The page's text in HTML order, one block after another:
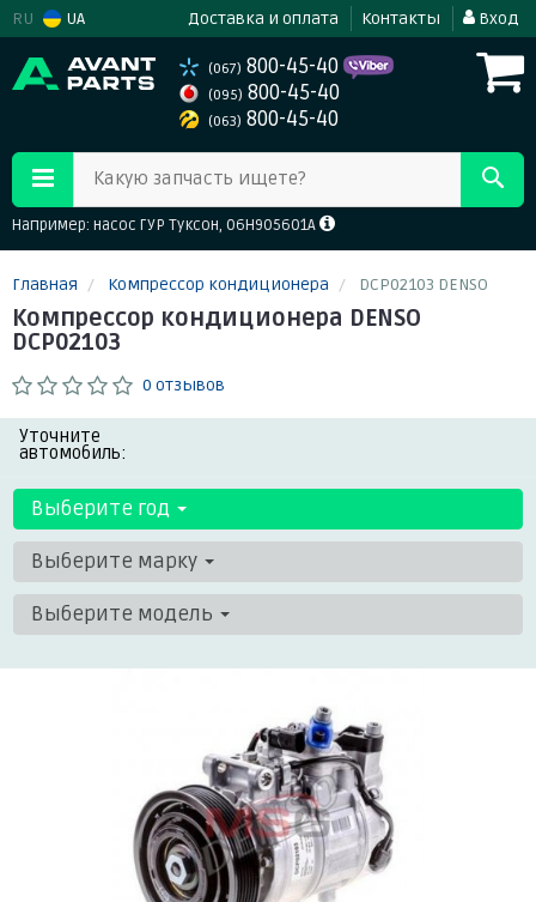
RU UA Доставка и оплата Контакты Вход
(067) 800-45-40
(095) 800-45-40
(063) 800-45-40
Какую запчасть ищете?
Например: насос ГУР Туксон, 06H905601A
Главная Компрессор кондиционера DCP02103 DENSO
Компрессор кондиционера DENSO
DCP02103
0 отзывов
Уточните
автомобиль:
Выберите год
Выберите марку
Выберите модель